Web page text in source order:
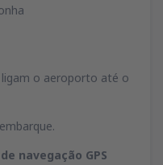
ligam o aeroporto até o
navegação GPS